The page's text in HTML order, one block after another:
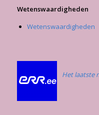
Wetenswaardigheden
Wetenswaardigheden
Het laatste